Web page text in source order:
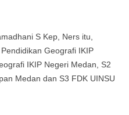
S Kep, Ners itu,
Geografi IKIP
IKIP Negeri Medan, S2
Medan dan S3 FDK UINSU